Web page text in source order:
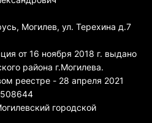
Могилев, ул. Терехина д.7
от 16 ноября 2018 г. выдано
района г.Могилева.
реестре - 28 апреля 2021
городской